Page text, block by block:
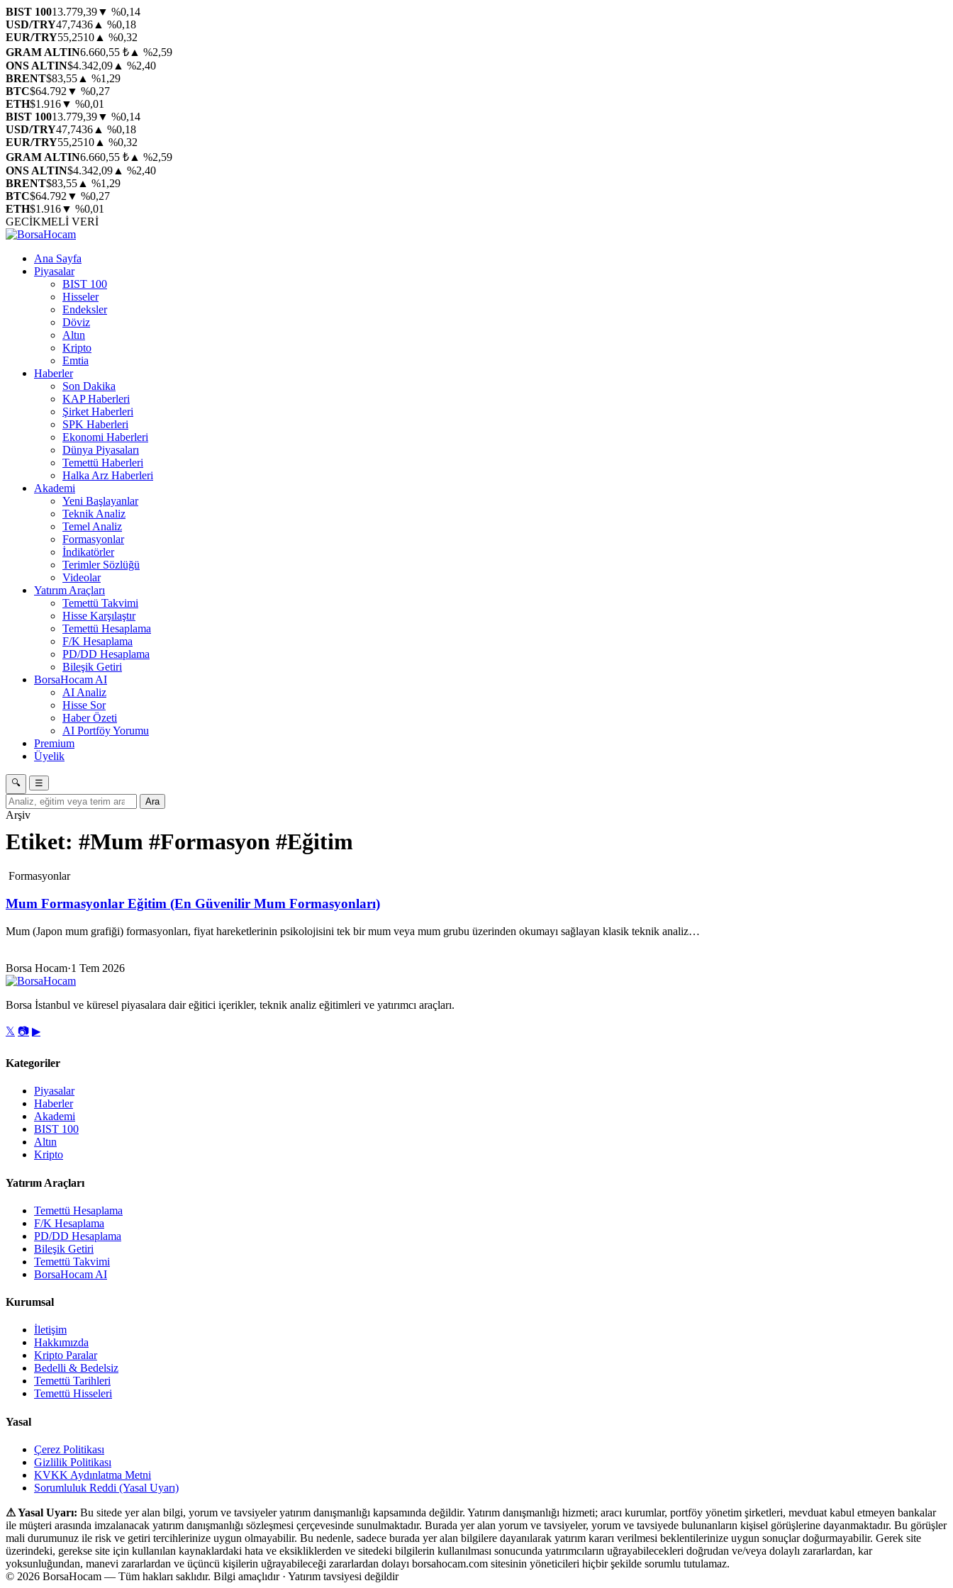
BIST 10013.779,39▼ %0,14
USD/TRY47,7436 ▲ %0,18
EUR/TRY55,2510 ▲ %0,32
GRAM ALTIN6.660,55 ₺ ▲ %2,59
ONS ALTIN$4.342,09 ▲ %2,40
BRENT$83,55 ▲ %1,29
BTC$64.792 ▼ %0,27
ETH$1.916▼ %0,01
BIST 10013.779,39▼ %0,14
USD/TRY47,7436 ▲ %0,18
EUR/TRY55,2510 ▲ %0,32
GRAM ALTIN6.660,55 ₺ ▲ %2,59
ONS ALTIN$4.342,09 ▲ %2,40
BRENT$83,55 ▲ %1,29
BTC$64.792 ▼ %0,27
ETH$1.916▼ %0,01
GECİKMELİ VERİ
Ana Sayfa
Piyasalar
BIST 100
Hisseler
Endeksler
Döviz
Altın
Kripto
Emtia
Haberler
Son Dakika
KAP Haberleri
Şirket Haberleri
SPK Haberleri
Ekonomi Haberleri
Dünya Piyasaları
Temettü Haberleri
Halka Arz Haberleri
Akademi
Yeni Başlayanlar
Teknik Analiz
Temel Analiz
Formasyonlar
İndikatörler
Terimler Sözlüğü
Videolar
Yatırım Araçları
Temettü Takvimi
Hisse Karşılaştır
Temettü Hesaplama
F/K Hesaplama
PD/DD Hesaplama
Bileşik Getiri
BorsaHocam AI
AI Analiz
Hisse Sor
Haber Özeti
AI Portföy Yorumu
Premium
Üyelik
🔍
☰
Ara
Arşiv
Etiket: #Mum #Formasyon #Eğitim
Formasyonlar
Mum Formasyonlar Eğitim (En Güvenilir Mum Formasyonları)
Mum (Japon mum grafiği) formasyonları, fiyat hareketlerinin psikolojisini tek bir mum veya mum grubu üzerinden okumayı sağlayan klasik teknik analiz…
Borsa Hocam·1 Tem 2026
Borsa İstanbul ve küresel piyasalara dair eğitici içerikler, teknik analiz eğitimleri ve yatırımcı araçları.
𝕏 📷 ▶
Kategoriler
Piyasalar
Haberler
Akademi
BIST 100
Altın
Kripto
Yatırım Araçları
Temettü Hesaplama
F/K Hesaplama
PD/DD Hesaplama
Bileşik Getiri
Temettü Takvimi
BorsaHocam AI
Kurumsal
İletişim
Hakkımızda
Kripto Paralar
Bedelli & Bedelsiz
Temettü Tarihleri
Temettü Hisseleri
Yasal
Çerez Politikası
Gizlilik Politikası
KVKK Aydınlatma Metni
Sorumluluk Reddi (Yasal Uyarı)
⚠ Yasal Uyarı: Bu sitede yer alan bilgi, yorum ve tavsiyeler yatırım danışmanlığı kapsamında değildir. Yatırım danışmanlığı hizmeti; aracı kurumlar, portföy yönetim şirketleri, mevduat kabul etmeyen bankalar
ile müşteri arasında imzalanacak yatırım danışmanlığı sözleşmesi çerçevesinde sunulmaktadır. Burada yer alan yorum ve tavsiyeler, yorum ve tavsiyede bulunanların kişisel görüşlerine dayanmaktadır. Bu görüşler
mali durumunuz ile risk ve getiri tercihlerinize uygun olmayabilir. Bu nedenle, sadece burada yer alan bilgilere dayanılarak yatırım kararı verilmesi beklentilerinize uygun sonuçlar doğurmayabilir. Gerek site
üzerindeki, gerekse site için kullanılan kaynaklardaki hata ve eksikliklerden ve sitedeki bilgilerin kullanılması sonucunda yatırımcıların uğrayabilecekleri doğrudan ve/veya dolaylı zararlardan, kar
yoksunluğundan, manevi zararlardan ve üçüncü kişilerin uğrayabileceği zararlardan dolayı borsahocam.com sitesinin yöneticileri hiçbir şekilde sorumlu tutulamaz.
© 2026 BorsaHocam — Tüm hakları saklıdır. Bilgi amaçlıdır · Yatırım tavsiyesi değildir